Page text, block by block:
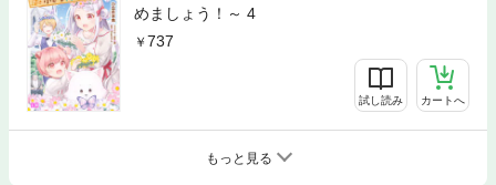
めましょう！～ 4
737
試し読み カートへ
もっと見る